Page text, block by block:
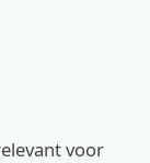
voor